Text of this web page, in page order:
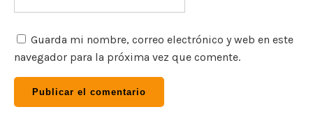
Guarda mi nombre, correo electrónico y web en este
navegador para la próxima vez que comente.